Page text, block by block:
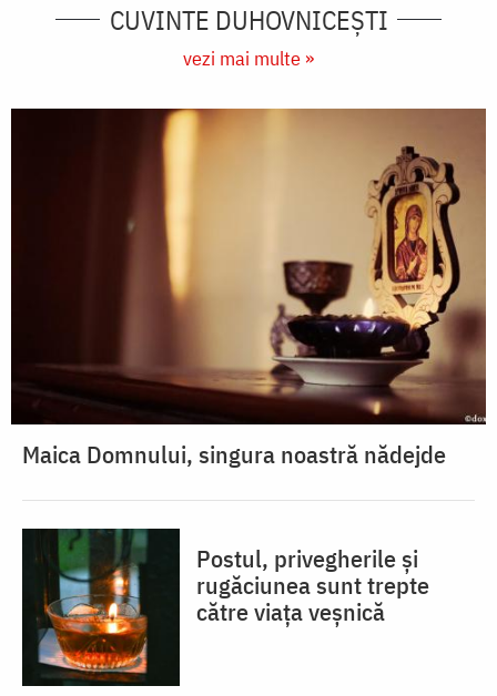
CUVINTE DUHOVNICEȘTI
vezi mai multe »
Maica Domnului, singura noastră nădejde
Postul, privegherile și
rugăciunea sunt trepte
către viața veșnică